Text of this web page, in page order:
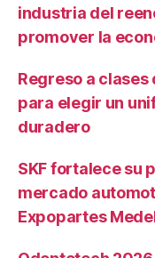
industria del
promover la
Regreso a
para elegir un
duradero
SKF fortalece su
mercado
Expopartes